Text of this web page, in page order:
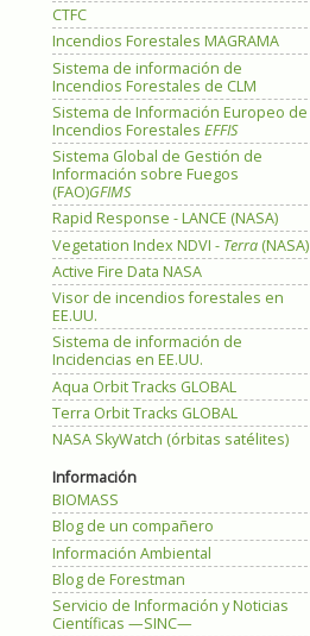
CTFC
Incendios Forestales MAGRAMA
Sistema de información de
Incendios Forestales de CLM
Sistema de Información Europeo de
Incendios Forestales EFFIS
Sistema Global de Gestión de
Información sobre Fuegos
(FAO)GFIMS
Rapid Response - LANCE (NASA)
Vegetation Index NDVI - Terra (NASA)
Active Fire Data NASA
Visor de incendios forestales en
EE.UU.
Sistema de información de
Incidencias en EE.UU.
Aqua Orbit Tracks GLOBAL
Terra Orbit Tracks GLOBAL
NASA SkyWatch (órbitas satélites)
Información
BIOMASS
Blog de un compañero
Información Ambiental
Blog de Forestman
Servicio de Información y Noticias
Científicas —SINC—